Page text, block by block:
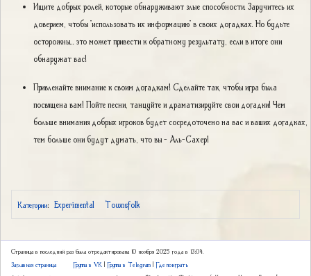
Ищите добрых ролей, которые обнаруживают злые способности. Заручитесь их
доверием, чтобы "использовать их информацию" в своих догадках. Но будьте
осторожны... это может привести к обратному результату, если в итоге они
обнаружат вас!
Привлекайте внимание к своим догадкам! Сделайте так, чтобы игра была
посвящена вам! Пойте песни, танцуйте и драматизируйте свои догадки! Чем
больше внимания добрых игроков будет сосредоточено на вас и ваших догадках,
тем больше они будут думать, что вы - Аль-Сахер!
Категории: Experimental Townsfolk
Страница в последний раз была отредактирована 10 ноября 2025 года в 13:04.
Заглавная страница
Группа в VK | Группа в Telegram | Где поиграть